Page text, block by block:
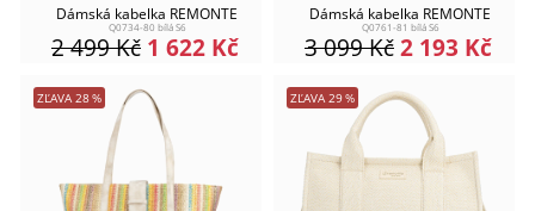
Dámská kabelka REMONTE
Q0734-80 bílá S6
1 622 Kč
2 499Kč
Dámská kabelka REMONTE
Q0761-81 bílá S6
2 193 Kč
3 099Kč
ZĽAVA 28% ZĽAVA 29%